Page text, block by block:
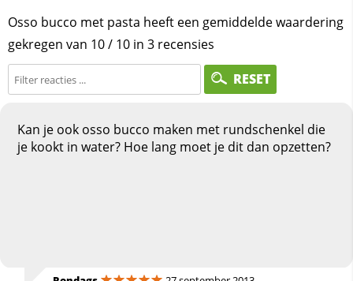
Osso bucco met pasta heeft een gemiddelde waardering
gekregen van 10/ 10 in 3 recensies
RESET
Kan je ook osso bucco maken met rundschenkel die
je kookt in water? Hoe lang moet je dit dan opzetten?